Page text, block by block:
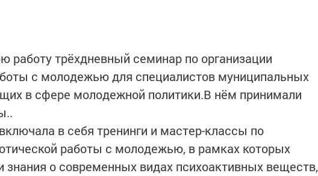
работу трёхдневный семинар по организации
с молодежью для специалистов муниципальных
в сфере молодежной политики.В нём принимали
в себя тренинги и мастер-классы по
работы с молодежью, в рамках которых
знания о современных видах психоактивных веществ,